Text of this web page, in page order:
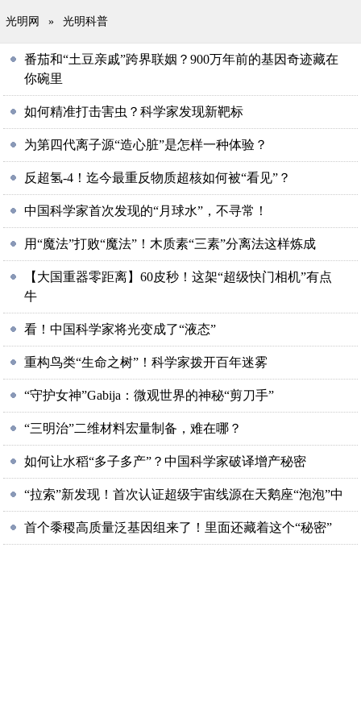
光明网 » 光明科普
番茄和“土豆亲戚”跨界联姻？900万年前的基因奇迹藏在
你碗里
如何精准打击害虫？科学家发现新靶标
为第四代离子源“造心脏”是怎样一种体验？
反超氢-4！迄今最重反物质超核如何被“看见”？
中国科学家首次发现的“月球水”，不寻常！
用“魔法”打败“魔法”！木质素“三素”分离法这样炼成
【大国重器零距离】60皮秒！这架“超级快门相机”有点
牛
看！中国科学家将光变成了“液态”
重构鸟类“生命之树”！科学家拨开百年迷雾
“守护女神”Gabija：微观世界的神秘“剪刀手”
“三明治”二维材料宏量制备，难在哪？
如何让水稻“多子多产”？中国科学家破译增产秘密
“拉索”新发现！首次认证超级宇宙线源在天鹅座“泡泡”中
首个黍稷高质量泛基因组来了！里面还藏着这个“秘密”